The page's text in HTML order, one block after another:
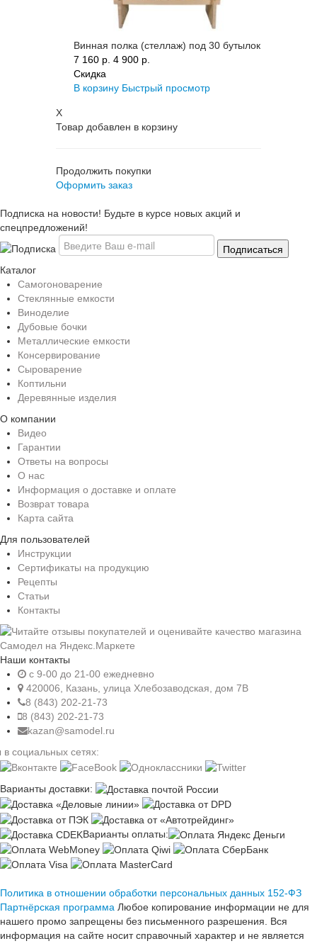
Винная полка (стеллаж) под 30 бутылок
7 160 p. 4 900 p.
Скидка
В корзину Быстрый просмотр
X
Товар добавлен в корзину
Продолжить покупки
Оформить заказ
Подписка на новости! Будьте в курсе новых акций и
спецпредложений!
Каталог
Самогоноварение
Стеклянные емкости
Виноделие
Дубовые бочки
Металлические емкости
Консервирование
Сыроварение
Коптильни
Деревянные изделия
О компании
Видео
Гарантии
Ответы на вопросы
О нас
Информация о доставке и оплате
Возврат товара
Карта сайта
Для пользователей
Инструкции
Сертификаты на продукцию
Рецепты
Статьи
Контакты
Наши контакты
c 9-00 до 21-00 ежедневно
420006, Казань, улица Хлебозаводская, дом 7В
8 (843) 202-21-73
8 (843) 202-21-73
kazan@samodel.ru
социальных сетях:
Варианты доставки:
Варианты оплаты:
Политика в отношении обработки персональных данных 152-ФЗ
Партнёрская программа Любое копирование информации не для
нашего промо запрещены без письменного разрешения. Вся
информация на сайте носит справочный характер и не является